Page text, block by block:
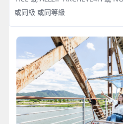
或同級 或同等級